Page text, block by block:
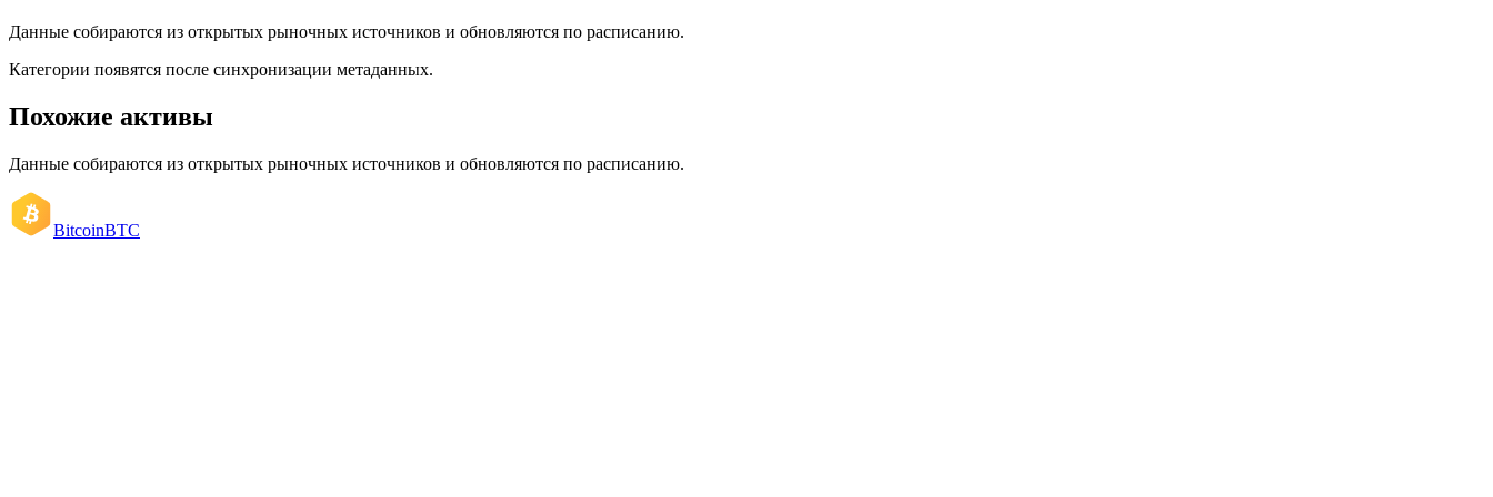
Данные собираются из открытых рыночных источников и обновляются по расписанию.
Категории появятся после синхронизации метаданных.
Похожие активы
Данные собираются из открытых рыночных источников и обновляются по расписанию.
BitcoinBTC